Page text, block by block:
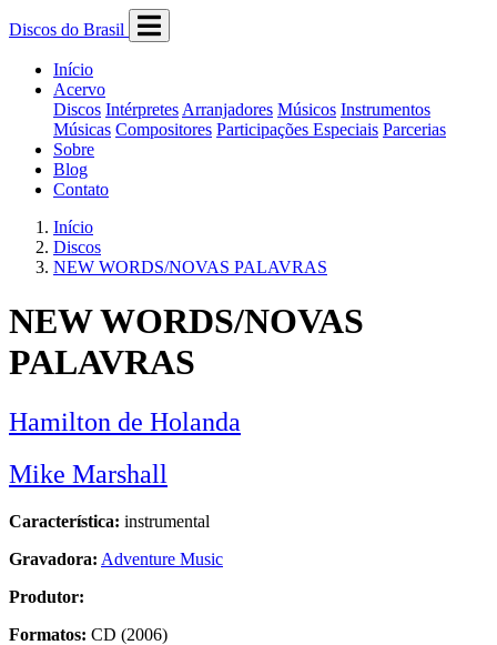
Discos do Brasil
Início
Acervo
Discos Intérpretes Arranjadores Músicos Instrumentos
Músicas Compositores Participações Especiais Parcerias
Sobre
Blog
Contato
Início
Discos
NEW WORDS/NOVAS PALAVRAS
NEW WORDS/NOVAS
PALAVRAS
Hamilton de Holanda
Mike Marshall
Característica: instrumental
Gravadora: Adventure Music
Produtor:
Formatos: CD (2006)